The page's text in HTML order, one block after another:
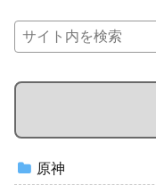
原神